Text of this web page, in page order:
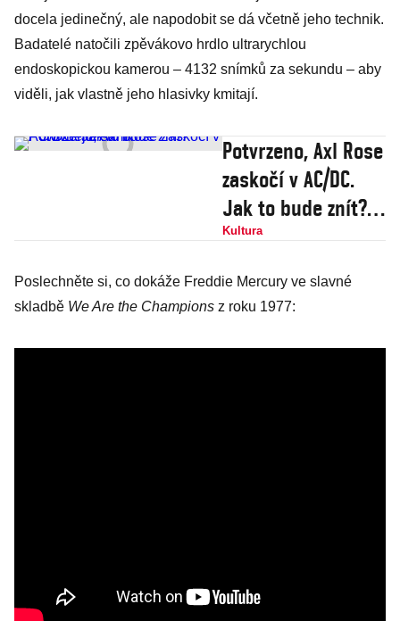
docela jedinečný, ale napodobit se dá včetně jeho technik.
Badatelé natočili zpěvákovo hrdlo ultrarychlou
endoskopickou kamerou – 4132 snímků za sekundu – aby
viděli, jak vlastně jeho hlasivky kmitají.
Potvrzeno, Axl Rose
zaskočí v AC/DC.
Jak to bude znít?
Porovnejte sami
Kultura
Poslechněte si, co dokáže Freddie Mercury ve slavné
skladbě We Are the Champions z roku 1977: